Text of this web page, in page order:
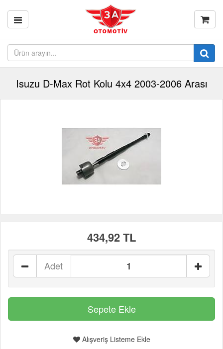
Isuzu D-Max Rot Kolu 4x4 2003-2006 Arası
434,92 TL
Adet
Alışveriş Listeme Ekle